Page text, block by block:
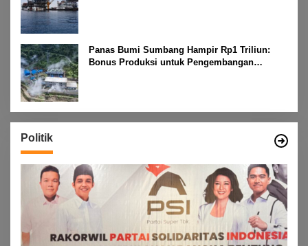
Panas Bumi Sumbang Hampir Rp1 Triliun:
Bonus Produksi untuk Pengembangan
Politik